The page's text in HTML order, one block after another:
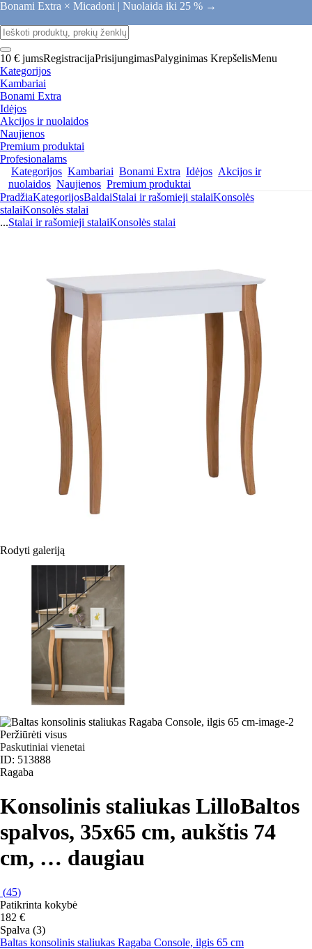
Bonami Extra × Micadoni | Nuolaida iki 25 % →
10 € jumsRegistracijaPrisijungimasPalyginimas KrepšelisMenu
Kategorijos
Kambariai
Bonami Extra
Idėjos
Akcijos ir nuolaidos
Naujienos
Premium produktai
Profesionalams
Kategorijos Kambariai Bonami Extra Idėjos Akcijos ir
nuolaidos Naujienos Premium produktai
PradžiaKategorijosBaldaiStalai ir rašomieji stalaiKonsolės
stalaiKonsolės stalai
...Stalai ir rašomieji stalaiKonsolės stalai
Rodyti galeriją
Peržiūrėti visus
Paskutiniai vienetai
ID: 513888
Ragaba
Konsolinis staliukas LilloBaltos
spalvos, 35x65 cm, aukštis 74
cm, … daugiau
(45)
Patikrinta kokybė
182 €
Spalva (3)
Baltas konsolinis staliukas Ragaba Console, ilgis 65 cm